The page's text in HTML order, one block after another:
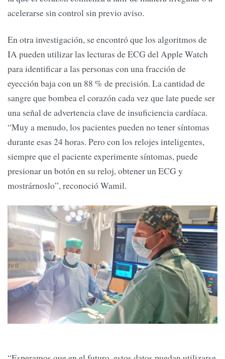
acelerarse sin control sin previo aviso.
En otra investigación, se encontró que los algoritmos de
IA pueden utilizar las lecturas de ECG del Apple Watch
para identificar a las personas con una fracción de
eyección baja con un 88 % de precisión. La cantidad de
sangre que bombea el corazón cada vez que late puede ser
una señal de advertencia clave de insuficiencia cardíaca.
“Muy a menudo, los pacientes pueden no tener síntomas
durante esas 24 horas. Pero con los relojes inteligentes,
siempre que el paciente experimente síntomas, puede
presionar un botón en su reloj, obtener un ECG y
mostrárnoslo”, reconoció Wamil.